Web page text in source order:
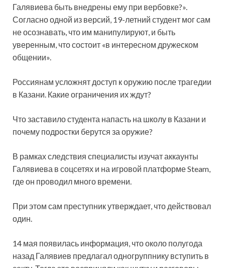
Галявиева быть внедрены ему при вербовке?».
Согласно одной из версий, 19-летний студент мог сам
не осознавать, что им манипулируют, и быть
уверенным, что состоит «в интересном дружеском
общении».
Россиянам усложнят доступ к оружию после трагедии
в Казани. Какие ограничения их ждут?
Что заставило студента напасть на школу в Казани и
почему подростки берутся за оружие?
В рамках следствия специалисты изучат аккаунты
Галявиева в соцсетях и на игровой платформе Steam,
где он проводил много времени.
При этом сам преступник утверждает, что действовал
один.
14 мая появилась информация, что около полугода
назад Галявиев предлагал одногруппнику вступить в